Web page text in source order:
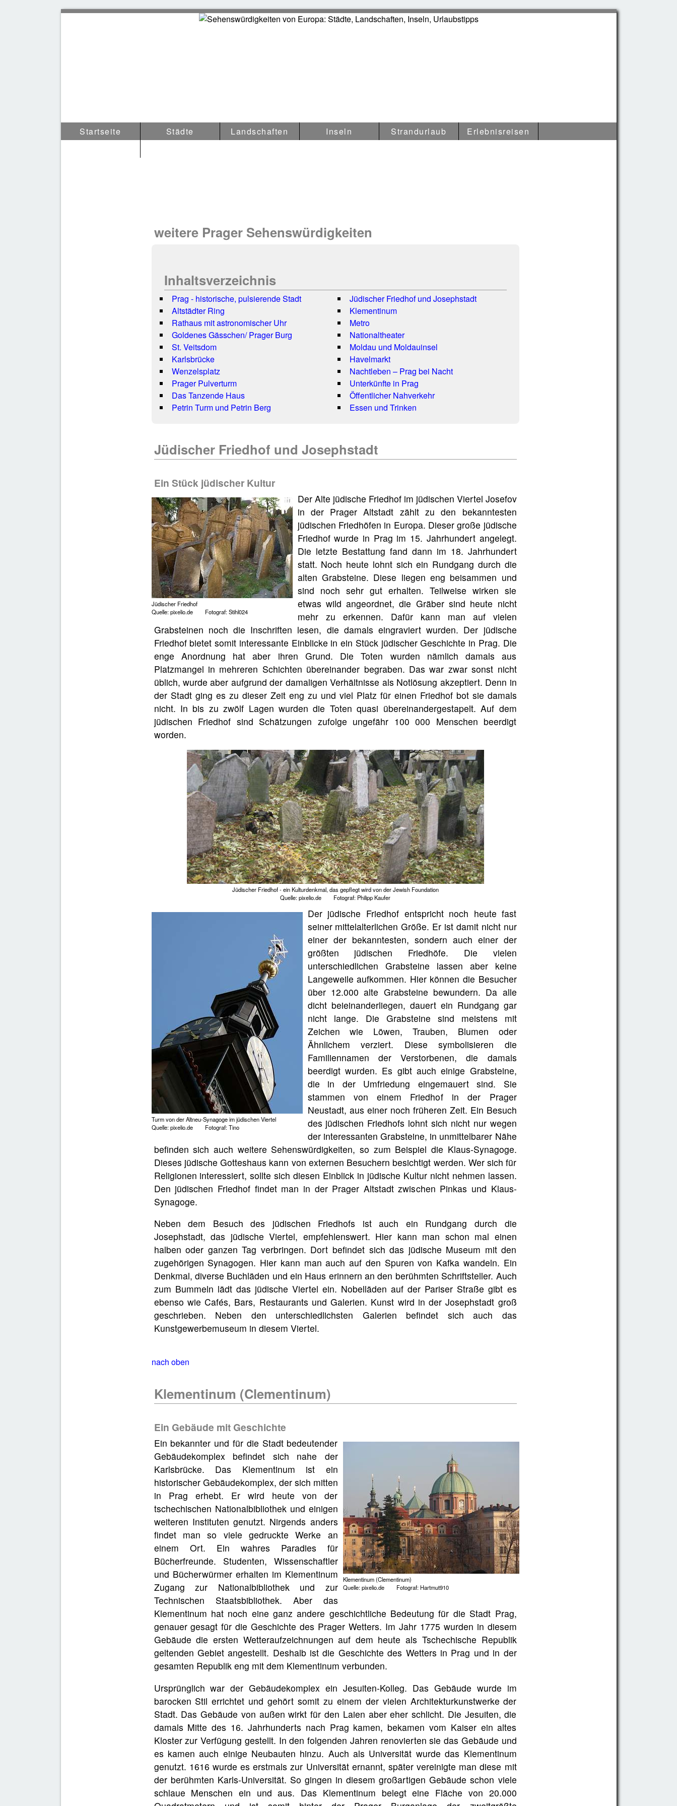
Sehenswürdigkeiten in Europa
Startseite Städte Landschaften Inseln Strandurlaub
Erlebnisreisen
weitere Prager Sehenswürdigkeiten
Inhaltsverzeichnis
Prag - historische, pulsierende Stadt
Altstädter Ring
Rathaus mit astronomischer Uhr
Goldenes Gässchen/ Prager Burg
St. Veitsdom
Karlsbrücke
Wenzelsplatz
Prager Pulverturm
Das Tanzende Haus
Petrin Turm und Petrin Berg
Jüdischer Friedhof und Josephstadt
Klementinum
Metro
Nationaltheater
Moldau und Moldauinsel
Havelmarkt
Nachtleben – Prag bei Nacht
Unterkünfte in Prag
Öffentlicher Nahverkehr
Essen und Trinken
Jüdischer Friedhof und Josephstadt
Ein Stück jüdischer Kultur
Jüdischer Friedhof
Quelle: pixelio.de Fotograf: Stihl024
Der Alte jüdische Friedhof im jüdischen Viertel Josefov
in der Prager Altstadt zählt zu den bekanntesten
jüdischen Friedhöfen in Europa. Dieser große jüdische
Friedhof wurde in Prag im 15. Jahrhundert angelegt.
Die letzte Bestattung fand dann im 18. Jahrhundert
statt. Noch heute lohnt sich ein Rundgang durch die
alten Grabsteine. Diese liegen eng beisammen und
sind noch sehr gut erhalten. Teilweise wirken sie
etwas wild angeordnet, die Gräber sind heute nicht
mehr zu erkennen. Dafür kann man auf vielen
Grabsteinen noch die Inschriften lesen, die damals eingraviert wurden. Der jüdische
Friedhof bietet somit interessante Einblicke in ein Stück jüdischer Geschichte in Prag. Die
enge Anordnung hat aber ihren Grund. Die Toten wurden nämlich damals aus
Platzmangel in mehreren Schichten übereinander begraben. Das war zwar sonst nicht
üblich, wurde aber aufgrund der damaligen Verhältnisse als Notlösung akzeptiert. Denn in
der Stadt ging es zu dieser Zeit eng zu und viel Platz für einen Friedhof bot sie damals
nicht. In bis zu zwölf Lagen wurden die Toten quasi übereinandergestapelt. Auf dem
jüdischen Friedhof sind Schätzungen zufolge ungefähr 100 000 Menschen beerdigt
worden.
Jüdischer Friedhof - ein Kulturdenkmal, das gepflegt wird von der Jewish Foundation
Quelle: pixelio.de Fotograf: Philipp Kaufer
Turm von der Altneu-Synagoge im jüdischen Viertel
Quelle: pixelio.de Fotograf: Tino
Der jüdische Friedhof entspricht noch heute fast
seiner mittelalterlichen Größe. Er ist damit nicht nur
einer der bekanntesten, sondern auch einer der
größten jüdischen Friedhöfe. Die vielen
unterschiedlichen Grabsteine lassen aber keine
Langeweile aufkommen. Hier können die Besucher
über 12.000 alte Grabsteine bewundern. Da alle
dicht beieinanderliegen, dauert ein Rundgang gar
nicht lange. Die Grabsteine sind meistens mit
Zeichen wie Löwen, Trauben, Blumen oder
Ähnlichem verziert. Diese symbolisieren die
Familiennamen der Verstorbenen, die damals
beerdigt wurden. Es gibt auch einige Grabsteine,
die in der Umfriedung eingemauert sind. Sie
stammen von einem Friedhof in der Prager
Neustadt, aus einer noch früheren Zeit. Ein Besuch
des jüdischen Friedhofs lohnt sich nicht nur wegen
der interessanten Grabsteine, in unmittelbarer Nähe
befinden sich auch weitere Sehenswürdigkeiten, so zum Beispiel die Klaus-Synagoge.
Dieses jüdische Gotteshaus kann von externen Besuchern besichtigt werden. Wer sich für
Religionen interessiert, sollte sich diesen Einblick in jüdische Kultur nicht nehmen lassen.
Den jüdischen Friedhof findet man in der Prager Altstadt zwischen Pinkas und Klaus-
Synagoge.
Neben dem Besuch des jüdischen Friedhofs ist auch ein Rundgang durch die
Josephstadt, das jüdische Viertel, empfehlenswert. Hier kann man schon mal einen
halben oder ganzen Tag verbringen. Dort befindet sich das jüdische Museum mit den
zugehörigen Synagogen. Hier kann man auch auf den Spuren von Kafka wandeln. Ein
Denkmal, diverse Buchläden und ein Haus erinnern an den berühmten Schriftsteller. Auch
zum Bummeln lädt das jüdische Viertel ein. Nobelläden auf der Pariser Straße gibt es
ebenso wie Cafés, Bars, Restaurants und Galerien. Kunst wird in der Josephstadt groß
geschrieben. Neben den unterschiedlichsten Galerien befindet sich auch das
Kunstgewerbemuseum in diesem Viertel.
nach oben
Klementinum (Clementinum)
Ein Gebäude mit Geschichte
Klementinum (Clementinum)
Quelle: pixelio.de Fotograf: Hartmut910
Ein bekannter und für die Stadt bedeutender
Gebäudekomplex befindet sich nahe der
Karlsbrücke. Das Klementinum ist ein
historischer Gebäudekomplex, der sich mitten
in Prag erhebt. Er wird heute von der
tschechischen Nationalbibliothek und einigen
weiteren Instituten genutzt. Nirgends anders
findet man so viele gedruckte Werke an
einem Ort. Ein wahres Paradies für
Bücherfreunde. Studenten, Wissenschaftler
und Bücherwürmer erhalten im Klementinum
Zugang zur Nationalbibliothek und zur
Technischen Staatsbibliothek. Aber das
Klementinum hat noch eine ganz andere geschichtliche Bedeutung für die Stadt Prag,
genauer gesagt für die Geschichte des Prager Wetters. Im Jahr 1775 wurden in diesem
Gebäude die ersten Wetteraufzeichnungen auf dem heute als Tschechische Republik
geltenden Gebiet angestellt. Deshalb ist die Geschichte des Wetters in Prag und in der
gesamten Republik eng mit dem Klementinum verbunden.
Ursprünglich war der Gebäudekomplex ein Jesuiten-Kolleg. Das Gebäude wurde im
barocken Stil errichtet und gehört somit zu einem der vielen Architekturkunstwerke der
Stadt. Das Gebäude von außen wirkt für den Laien aber eher schlicht. Die Jesuiten, die
damals Mitte des 16. Jahrhunderts nach Prag kamen, bekamen vom Kaiser ein altes
Kloster zur Verfügung gestellt. In den folgenden Jahren renovierten sie das Gebäude und
es kamen auch einige Neubauten hinzu. Auch als Universität wurde das Klementinum
genutzt. 1616 wurde es erstmals zur Universität ernannt, später vereinigte man diese mit
der berühmten Karls-Universität. So gingen in diesem großartigen Gebäude schon viele
schlaue Menschen ein und aus. Das Klementinum belegt eine Fläche von 20.000